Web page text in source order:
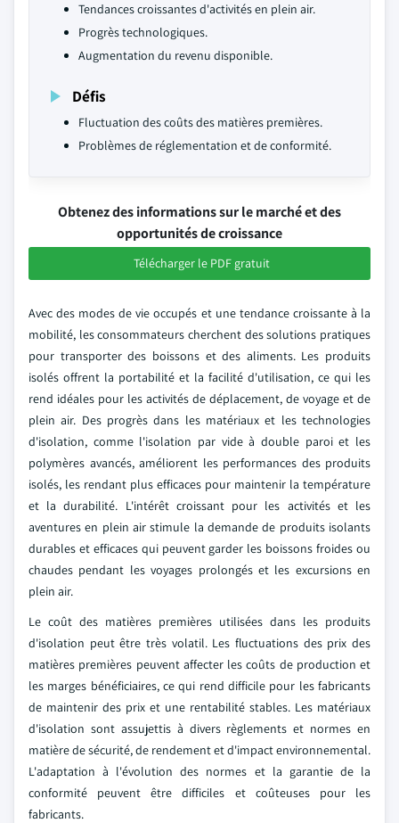
Tendances croissantes d'activités en plein air.
Progrès technologiques.
Augmentation du revenu disponible.
Défis
Fluctuation des coûts des matières premières.
Problèmes de réglementation et de conformité.
Obtenez des informations sur le marché et des
opportunités de croissance
Télécharger le PDF gratuit
Avec des modes de vie occupés et une tendance croissante à la
mobilité, les consommateurs cherchent des solutions pratiques
pour transporter des boissons et des aliments. Les produits
isolés offrent la portabilité et la facilité d'utilisation, ce qui les
rend idéales pour les activités de déplacement, de voyage et de
plein air. Des progrès dans les matériaux et les technologies
d'isolation, comme l'isolation par vide à double paroi et les
polymères avancés, améliorent les performances des produits
isolés, les rendant plus efficaces pour maintenir la température
et la durabilité. L'intérêt croissant pour les activités et les
aventures en plein air stimule la demande de produits isolants
durables et efficaces qui peuvent garder les boissons froides ou
chaudes pendant les voyages prolongés et les excursions en
plein air.
Le coût des matières premières utilisées dans les produits
d'isolation peut être très volatil. Les fluctuations des prix des
matières premières peuvent affecter les coûts de production et
les marges bénéficiaires, ce qui rend difficile pour les fabricants
de maintenir des prix et une rentabilité stables. Les matériaux
d'isolation sont assujettis à divers règlements et normes en
matière de sécurité, de rendement et d'impact environnemental.
L'adaptation à l'évolution des normes et la garantie de la
conformité peuvent être difficiles et coûteuses pour les
fabricants.